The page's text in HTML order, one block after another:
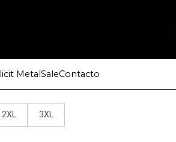
MetalSaleContacto
Advisory® Explicit
2XL 3XL